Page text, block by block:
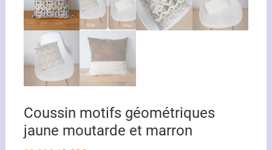
Coussin motifs géométriques
jaune moutarde et marron